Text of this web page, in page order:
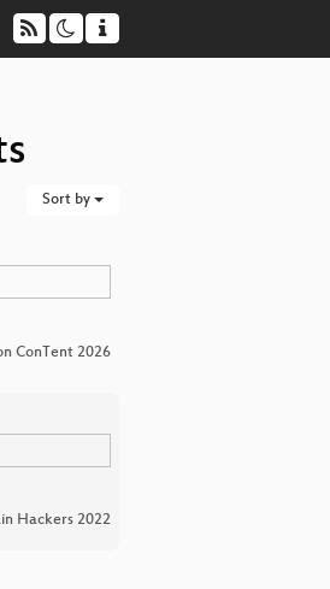
Sort by
ConTent 2026
Hackers 2022